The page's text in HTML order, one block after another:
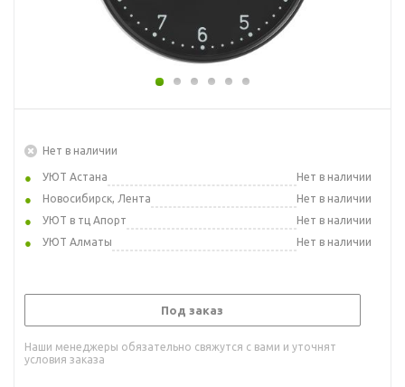
Нет в наличии
УЮТ Астана
Нет в наличии
Новосибирск, Лента
Нет в наличии
УЮТ в тц Апорт
Нет в наличии
УЮТ Алматы
Нет в наличии
Под заказ
Наши менеджеры обязательно свяжутся с вами и уточнят
условия заказа